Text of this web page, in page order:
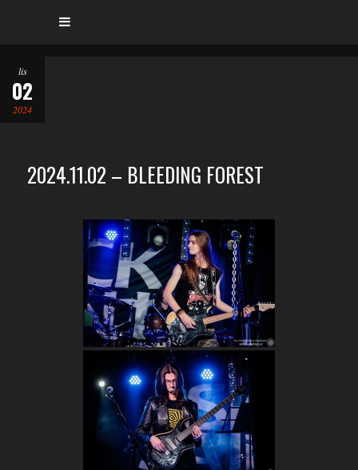
lis
02
2024
2024.11.02 – BLEEDING FOREST